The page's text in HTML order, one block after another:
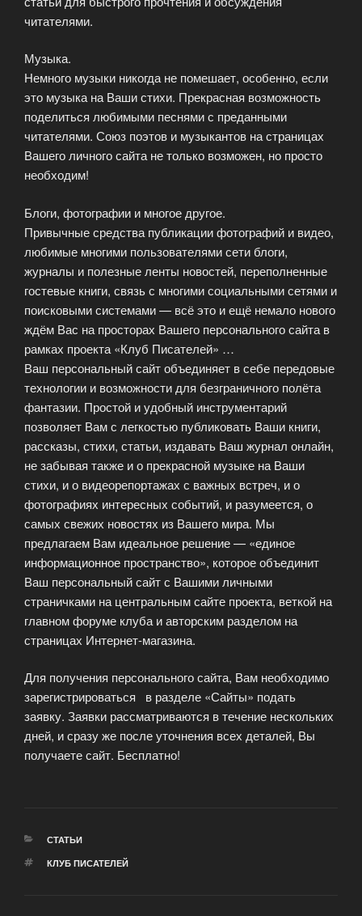
читателями.
Музыка.
Немного музыки никогда не помешает, особенно, если
это музыка на Ваши стихи. Прекрасная возможность
поделиться любимыми песнями с преданными
читателями. Союз поэтов и музыкантов на страницах
Вашего личного сайта не только возможен, но просто
необходим!
Блоги, фотографии и многое другое.
Привычные средства публикации фотографий и видео,
любимые многими пользователями сети блоги,
журналы и полезные ленты новостей, переполненные
гостевые книги, связь с многими социальными сетями и
поисковыми системами — всё это и ещё немало нового
ждём Вас на просторах Вашего персонального сайта в
рамках проекта «Клуб Писателей» …
Ваш персональный сайт объединяет в себе передовые
технологии и возможности для безграничного полёта
фантазии. Простой и удобный инструментарий
позволяет Вам с легкостью публиковать Ваши книги,
рассказы, стихи, статьи, издавать Ваш журнал онлайн,
не забывая также и о прекрасной музыке на Ваши
стихи, и о видеорепортажах с важных встреч, и о
фотографиях интересных событий, и разумеется, о
самых свежих новостях из Вашего мира. Мы
предлагаем Вам идеальное решение — «единое
информационное пространство», которое объединит
Ваш персональный сайт с Вашими личными
страничками на центральным сайте проекта, веткой на
главном форуме клуба и авторским разделом на
страницах Интернет-магазина.
Для получения персонального сайта, Вам необходимо
зарегистрироваться в разделе «Сайты» подать
заявку. Заявки рассматриваются в течение нескольких
дней, и сразу же после уточнения всех деталей, Вы
получаете сайт. Бесплатно!
РУБРИКИ
СТАТЬИ
МЕТКИ
КЛУБ ПИСАТЕЛЕЙ